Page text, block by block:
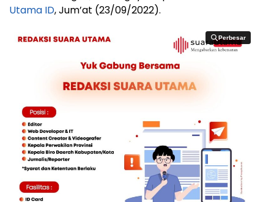
Utama ID, Jum’at (23/09/2022).
Perbesar
Perbesar